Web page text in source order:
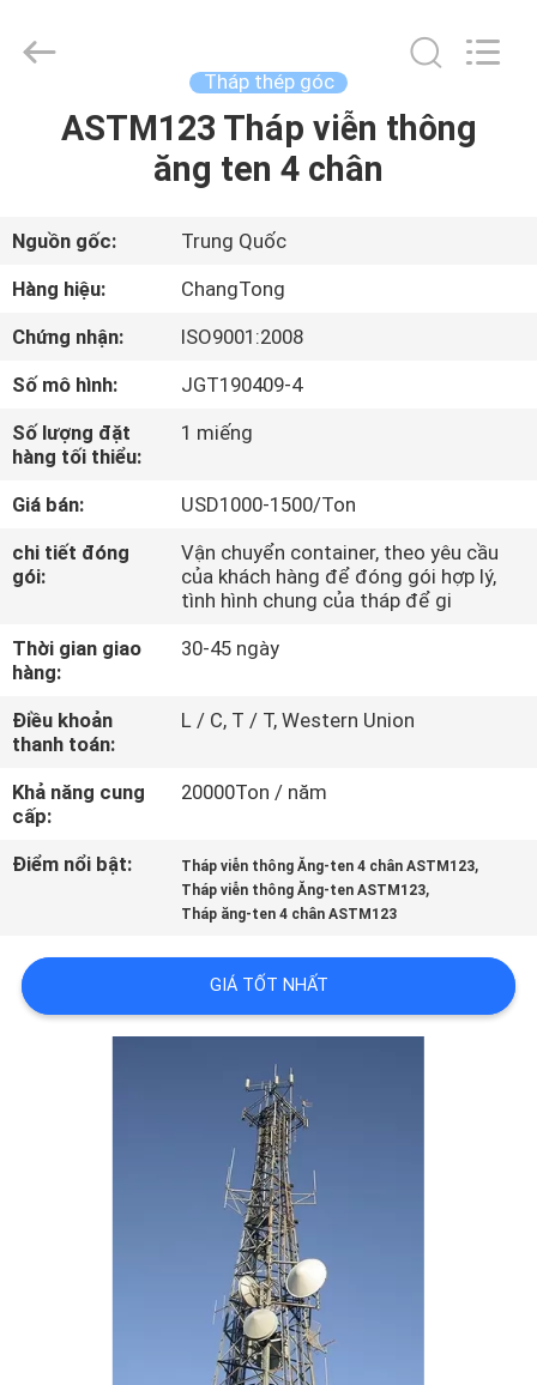
NHÀ
SẢN
PHẨM
CHÚNG
TÔI
THAM
QUAN
MÁY
KIỂM
SOÁT
CHẤT
HỆ
CHÚNG
Structure
Tháp thép góc
ASTM123 Tháp viễn thông
ăng ten 4 chân
Nguồn gốc:
Trung Quốc
Hàng hiệu:
ChangTong
Chứng nhận:
ISO9001:2008
Số mô hình:
JGT190409-4
Số lượng đặt
hàng tối thiểu:
1 miếng
Giá bán:
USD1000-1500/Ton
chi tiết đóng
gói:
Vận chuyển container, theo yêu cầu
của khách hàng để đóng gói hợp lý,
tình hình chung của tháp để gi
Thời gian giao
hàng:
30-45 ngày
Điều khoản
thanh toán:
L / C, T / T, Western Union
Khả năng cung
cấp:
20000Ton / năm
Điểm nổi bật: Tháp viễn thông Ăng-ten 4 chân ASTM123,
Tháp viễn thông Ăng-ten ASTM123,
Tháp ăng-ten 4 chân ASTM123
GIÁ TỐT NHẤT